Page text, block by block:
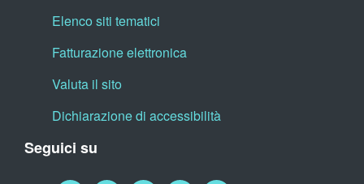
Elenco siti tematici
Fatturazione elettronica
Valuta il sito
Dichiarazione di accessibilità
Seguici su